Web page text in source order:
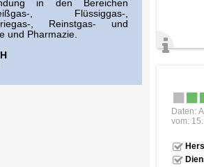
in den Bereichen
, Flüssiggas-,
, Reinstgas- und
und Pharmazie.
Daten:
vom: